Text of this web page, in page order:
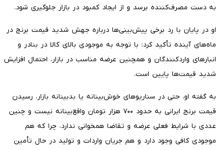
به دست مصرف‌کننده برسد و از ایجاد کمبود در بازار جلوگیری شود.
او در پایان با رد برخی پیش‌بینی‌ها درباره جهش شدید قیمت برنج در
ماه‌های آینده تأکید کرد: با توجه به موجودی بالای کالا در بنادر و
انبارهای واردکنندگان و همچنین عرضه مناسب در بازار، احتمال افزایش
شدید قیمت‌ها پایین است.
به گفته او، حتی در سناریوهای خوش‌بینانه یا بدبینانه بازار، رسیدن
قیمت برنج ایرانی به حدود ۷۰۰ هزار تومان واقع‌بینانه نیست و چنین
عددی با شرایط فعلی عرضه و تقاضا همخوانی ندارد، چرا که هم
موجودی کافی وجود دارد و هم جریان واردات و تولید در حال تأمین